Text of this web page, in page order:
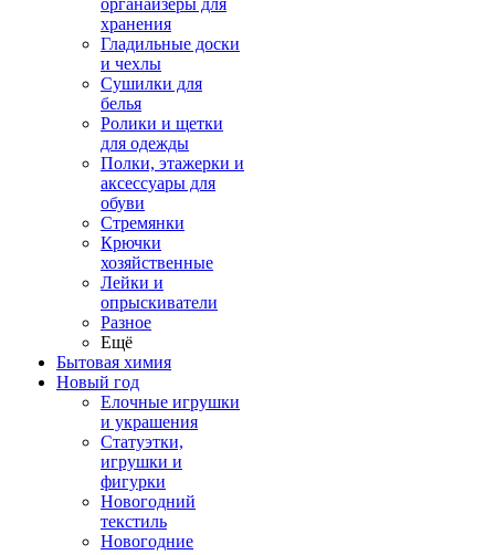
органайзеры для
хранения
Гладильные доски
и чехлы
Сушилки для
белья
Ролики и щетки
для одежды
Полки, этажерки и
аксессуары для
обуви
Стремянки
Крючки
хозяйственные
Лейки и
опрыскиватели
Разное
Ещё
Бытовая химия
Новый год
Елочные игрушки
и украшения
Статуэтки,
игрушки и
фигурки
Новогодний
текстиль
Новогодние